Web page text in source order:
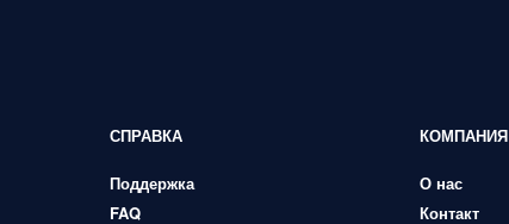
СПРАВКА
Поддержка
FAQ
КОМПАНИЯ
О нас
Контакт